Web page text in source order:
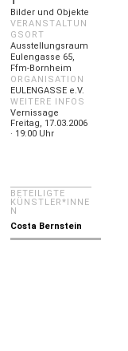
Bilder und Objekte
VERANSTALTUN
GSORT
Ausstellungsraum
Eulengasse 65,
Ffm-Bornheim
ORGANISATION
EULENGASSE e.V.
WEITERE INFOS
Vernissage
Freitag, 17.03.2006
· 19:00 Uhr
BETEILIGTE
KÜNSTLER*INNE
N
Costa Bernstein